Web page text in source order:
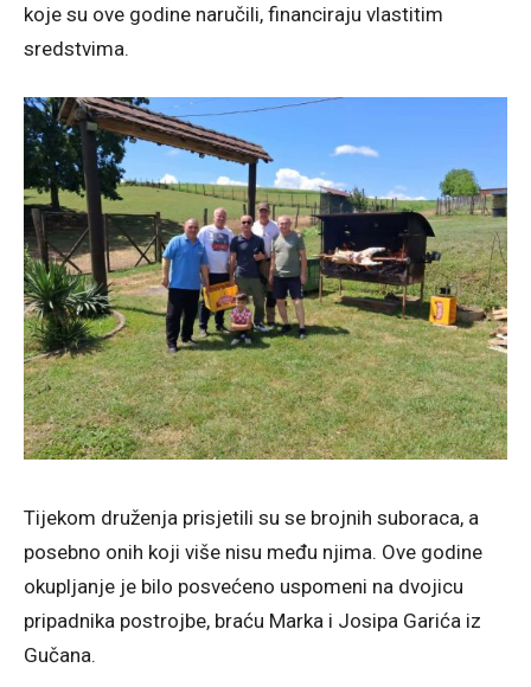
koje su ove godine naručili, financiraju vlastitim
sredstvima.
Tijekom druženja prisjetili su se brojnih suboraca, a
posebno onih koji više nisu među njima. Ove godine
okupljanje je bilo posvećeno uspomeni na dvojicu
pripadnika postrojbe, braću Marka i Josipa Garića iz
Gučana.